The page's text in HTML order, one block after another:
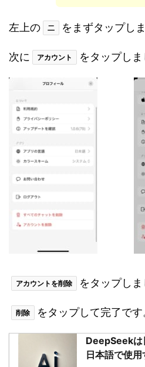
左上の 二 をまずタップし
次に アカウント をタップしま
アカウントを削除 をタップしま
削除 をタップして完了です
DeepSeekは
日本語で使